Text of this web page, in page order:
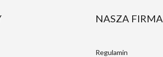
NASZA FIRMA
Regulamin